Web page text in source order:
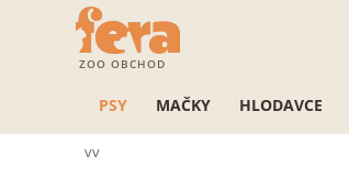
ZOO OBCHOD
PSY MAČKY HLODAVCE
vv